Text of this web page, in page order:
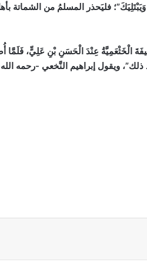
فليَحذر المسلمُ من الشماتة بأهل
الْخَثْعَمِيَّةُ عِنْدَ الْحَسَنِ بْنِ عَلِيٍّ، فَلَمَّا
ويقول إبراهيم النَّخعي -رحمه